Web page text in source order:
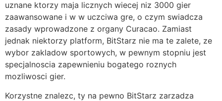
uznane ktorzy maja licznych wiecej niz 3000 gier
zaawansowane i w w uczciwa gre, o czym swiadcza
zasady wprowadzone z organy Curacao. Zamiast
jednak niektorzy platform, BitStarz nie ma te zalete, ze
wybor zakladow sportowych, w pewnym stopniu jest
specjalnoscia zapewnieniu bogatego roznych
mozliwosci gier.
Korzystne znalezc, ty na pewno BitStarz zarzadza